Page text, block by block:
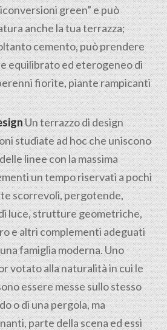
green” e può
anche la tua terrazza;
cemento, può prendere
equilibrato ed eterogeneo di
fiorite, piante rampicanti
Un terrazzo di design
studiate ad hoc che uniscono
linee con la massima
un tempo riservati a pochi
scorrevoli, pergotende,
luce, strutture geometriche,
e altri complementi adeguati
famiglia moderna. Uno
votato alla naturalità in cui le
essere messe sullo stesso
o di una pergola, ma
parte della scena ed essi